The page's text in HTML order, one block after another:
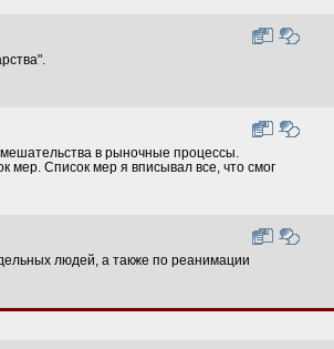
в рыночные процессы.
мер. Список мер я вписывал все, что смог
людей, а также по реанимации